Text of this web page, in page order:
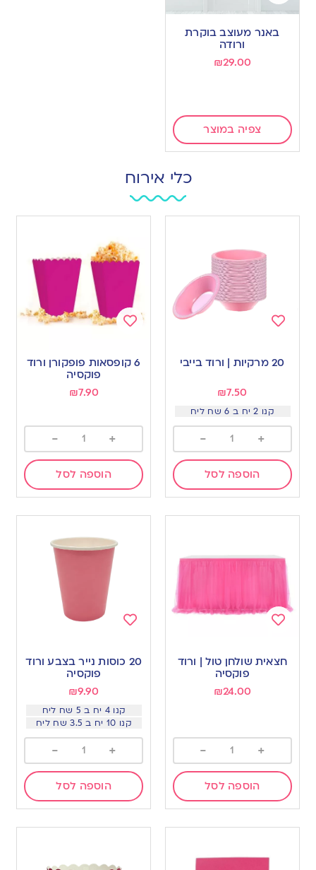
Add
באנר מעוצב בוקרת
ורודה
₪29.00
צפיה במוצר
כלי אירוח
to
wishlist
20 מרקיות | ורוד בייבי
₪7.50
קנו 2 יח ב 6 שח ליח
+
-
הוספה לסל
to
wishlist
6 קופסאות פופקורן ורוד
פוקסיה
₪7.90
+
-
הוספה לסל
to
חצאית שולחן טול | ורוד
פוקסיה
₪24.00
+
-
הוספה לסל
to 20 כוסות נייר בצבע ורוד
פוקסיה
₪9.90
קנו 4 יח ב 5 שח ליח
קנו 10 יח ב 3.5 שח ליח
+
-
הוספה לסל